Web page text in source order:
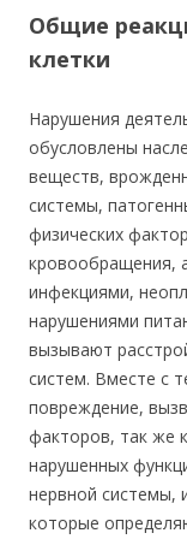
Общие
клетки
Нарушения
обусловлены
веществ,
системы,
физических
кровообращения,
инфекциями,
нарушениями
вызывают
систем. Вместе с
повреждение,
факторов, так же
нарушенных
нервной системы,
которые